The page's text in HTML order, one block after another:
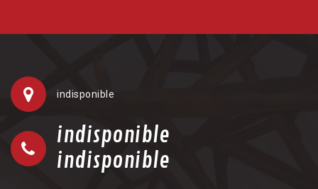
indisponible
indisponible
indisponible